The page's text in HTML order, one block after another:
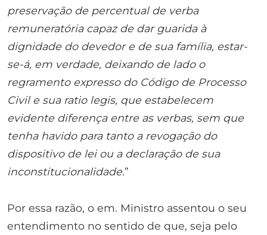
preservação de percentual de verba
remuneratória capaz de dar guarida à
dignidade do devedor e de sua família, estar-
se-á, em verdade, deixando de lado o
regramento expresso do Código de Processo
Civil e sua ratio legis, que estabelecem
evidente diferença entre as verbas, sem que
tenha havido para tanto a revogação do
dispositivo de lei ou a declaração de sua
inconstitucionalidade.”
Por essa razão, o em. Ministro assentou o seu
entendimento no sentido de que, seja pelo